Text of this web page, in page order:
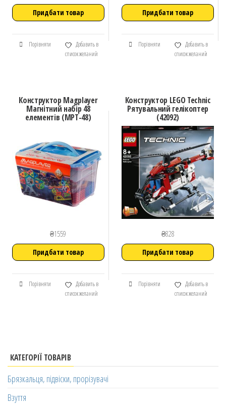
Придбати товар
Порівняти
Добавить в
список желаний
Придбати товар
Порівняти
Добавить в
список желаний
Конструктор Magplayer
Магнітний набір 48
елементів (MPT-48)
₴1559
Придбати товар
Порівняти
Добавить в
список желаний
Конструктор LEGO Technic
Рятувальний гелікоптер
(42092)
₴828
Придбати товар
Порівняти
Добавить в
список желаний
КАТЕГОРІЇ ТОВАРІВ
Брязкальця, підвіски, прорізувачі
Взуття